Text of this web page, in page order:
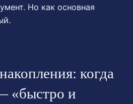
Но как основная
когда
«быстро и